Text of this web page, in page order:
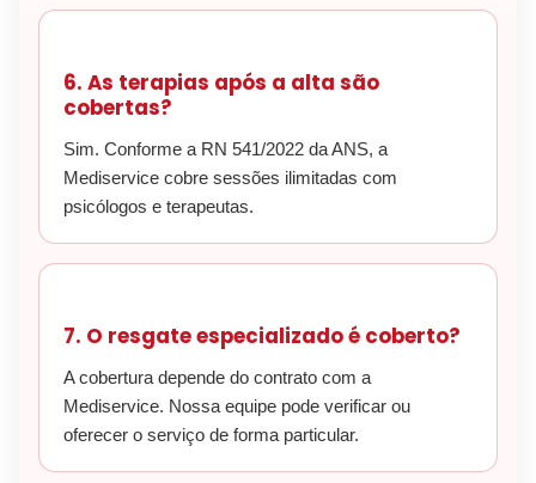
6. As terapias após a alta são
cobertas?
Sim. Conforme a RN 541/2022 da ANS, a
Mediservice cobre sessões ilimitadas com
psicólogos e terapeutas.
7. O resgate especializado é coberto?
A cobertura depende do contrato com a
Mediservice. Nossa equipe pode verificar ou
oferecer o serviço de forma particular.